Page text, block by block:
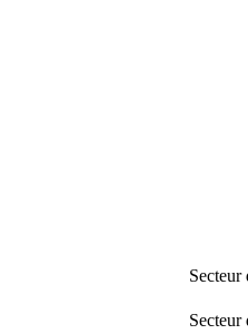
Secteur
Secteur